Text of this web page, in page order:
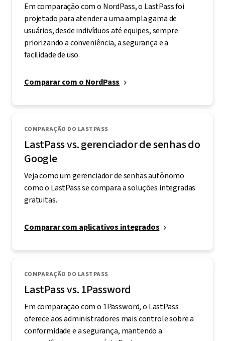
Em comparação com o NordPass, o LastPass foi
projetado para atender a uma ampla gama de
usuários, desde indivíduos até equipes, sempre
priorizando a conveniência, a segurança e a
facilidade de uso.
Comparar com o NordPass
COMPARAÇÃO DO LASTPASS
LastPass vs. gerenciador de senhas do
Google
Veja como um gerenciador de senhas autônomo
como o LastPass se compara a soluções integradas
gratuitas.
Comparar com aplicativos integrados
COMPARAÇÃO DO LASTPASS
LastPass vs. 1Password
Em comparação com o 1Password, o LastPass
oferece aos administradores mais controle sobre a
conformidade e a segurança, mantendo a